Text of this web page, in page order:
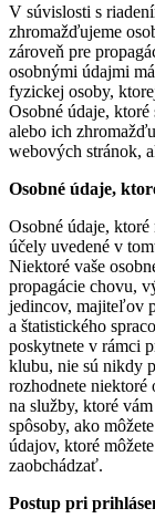
V súvislosti s
zhromažďujeme
zároveň pre
osobnými údajmi
fyzickej osoby,
Osobné údaje,
alebo ich
webových stránok,
Osobné údaje,
Osobné údaje,
účely uvedené v
Niektoré vaše
propagácie chovu,
jedincov, majiteľov
a štatistického
poskytnete v rámci
klubu, nie sú nikdy
rozhodnete niektoré
na služby, ktoré
spôsoby, ako
údajov, ktoré
zaobchádzať.
Postup pri